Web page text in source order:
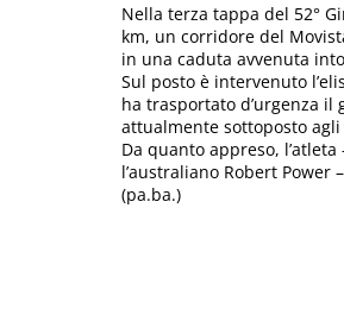
Nella terza tappa del 52°
km, un corridore del
in una caduta avvenuta
Sul posto è intervenuto
ha trasportato d’urgenza il
attualmente sottoposto
Da quanto appreso,
l’australiano Robert Power
(pa.ba.)